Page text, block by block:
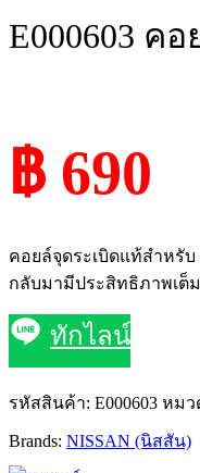
E000603 ค
฿ 690
คอยล์จุดระเบิดแท้สำหรั
กลับมามีประสิทธิภาพเต็
ทักไลน์
รหัสสินค้า: E000603 หมว
Brands: NISSAN (นิสสัน)